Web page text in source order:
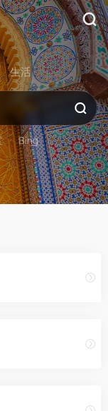
生活
Bing